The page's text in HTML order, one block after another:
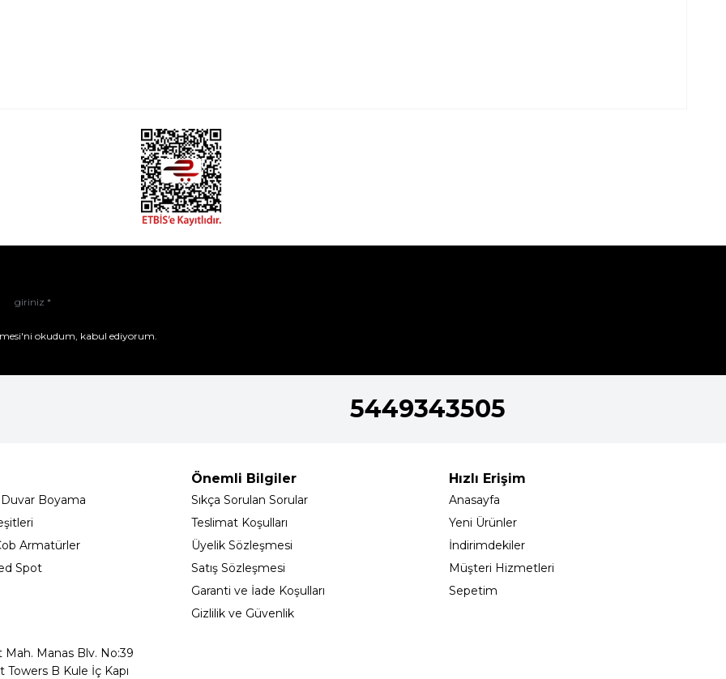
okudum, kabul ediyorum.
5449343505
Boyama
Armatürler
Spot
Önemli Bilgiler
Sıkça Sorulan Sorular
Teslimat Koşulları
Üyelik Sözleşmesi
Satış Sözleşmesi
Garanti ve İade Koşulları
Gizlilik ve Güvenlik
Hızlı Erişim
Anasayfa
Yeni Ürünler
İndirimdekiler
Müşteri Hizmetleri
Sepetim
Mah. Manas Blv. No:39
Towers B Kule İç Kapı